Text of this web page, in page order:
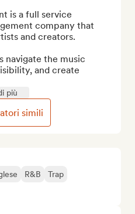
R&B
Trap
is a full service
company that
and creators.
navigate the music
and create
più
simili